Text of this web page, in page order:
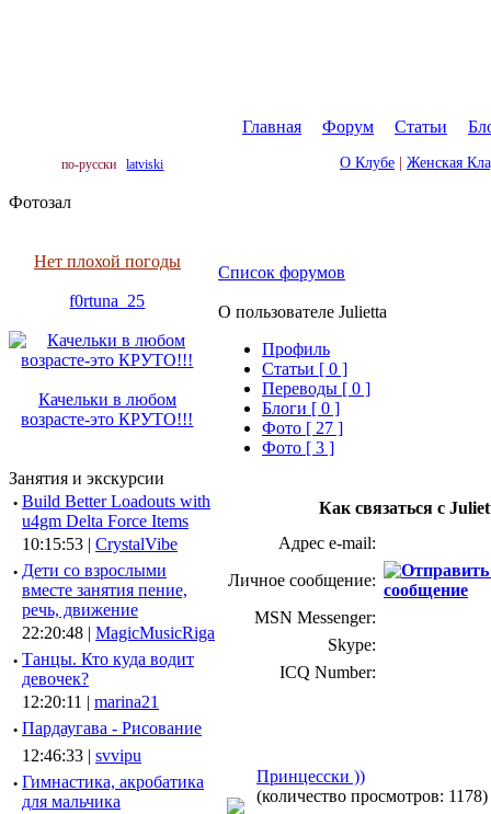
Главная Форум Статьи
по-русски latviski О Клубе Женская
Фотозал
Нет плохой погоды
f0rtuna_25
Качельки в любом
возрасте-это КРУТО!!!
Занятия и экскурсии
· Build Better Loadouts with
u4gm Delta Force Items
10:15:53 | CrystalVibe
· Дети со взрослыми
вместе занятия пение,
речь, движение
22:20:48 | MagicMusicRiga
· Танцы. Кто куда водит
девочек?
12:20:11 | marina21
· Пардаугава - Рисование
12:46:33 | svvipu
· Гимнастика, акробатика
для мальчика
Список форумов
О пользователе Julietta
Профиль
Cтатьи [ 0 ]
Переводы [ 0 ]
Блоги [ 0 ]
Фото [ 27 ]
Фото [ 3 ]
Как связаться с
Адрес e-mail:
Личное сообщение:
MSN Messenger:
Skype:
ICQ Number:
Принцесски ))
(количество просмотров: 1178)